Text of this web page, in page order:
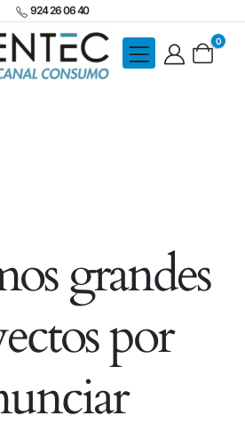
924 26 06 40
0
grandes
por